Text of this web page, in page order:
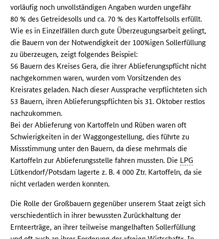
vorläufig noch unvollständigen Angaben wurden ungefähr
80 % des Getreidesolls und ca. 70 % des Kartoffelsolls erfüllt.
Wie es in Einzelfällen durch gute Überzeugungsarbeit gelingt,
die Bauern von der Notwendigkeit der 100%igen Sollerfüllung
zu überzeugen, zeigt folgendes Beispiel:
56 Bauern des Kreises Gera, die ihrer Ablieferungspflicht nicht
nachgekommen waren, wurden vom Vorsitzenden des
Kreisrates geladen. Nach dieser Aussprache verpflichteten sich
53 Bauern, ihren Ablieferungspflichten bis 31. Oktober restlos
nachzukommen.
Bei der Ablieferung von Kartoffeln und Rüben waren oft
Schwierigkeiten in der Waggongestellung, dies führte zu
Missstimmung unter den Bauern, da diese mehrmals die
Kartoffeln zur Ablieferungsstelle fahren mussten. Die LPG
Lütkendorf/Potsdam lagerte z. B. 4 000 Ztr. Kartoffeln, da sie
nicht verladen werden konnten.
Die Rolle der Großbauern gegenüber unserem Staat zeigt sich
verschiedentlich in ihrer bewussten Zurückhaltung der
Ernteerträge, an ihrer teilweise mangelhaften Sollerfüllung